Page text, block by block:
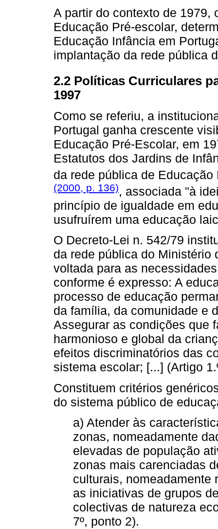
A partir do contexto de 1979,
Educação Pré-escolar,
Educação Infância em
implantação da rede pública
2.2 Políticas Curriculares
1997
Como se referiu, a
Portugal ganha crescente
Educação Pré-Escolar, em
Estatutos dos Jardins de
da rede pública de
(2000, p. 136), associada "à
princípio de igualdade em
usufruírem uma educação
O Decreto-Lei n. 542/79
da rede pública do Ministério
voltada para as
conforme é expresso: A
processo de educação
da família, da comunidade e
Assegurar as condições que
harmonioso e global da
efeitos discriminatórios das
sistema escolar; [...] (Artigo
Constituem critérios
do sistema público de
a) Atender às
zonas, nomeadamente
elevadas de população
zonas mais carenciadas
culturais, nomeadamente
as iniciativas de grupos
colectivas de natureza
7º, ponto 2).